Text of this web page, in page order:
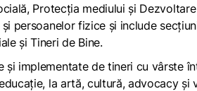
Protecția mediului și
persoanelor fizice și include
și Tineri de Bine.
și implementate de tineri cu vârste
la artă, cultură, advocacy și